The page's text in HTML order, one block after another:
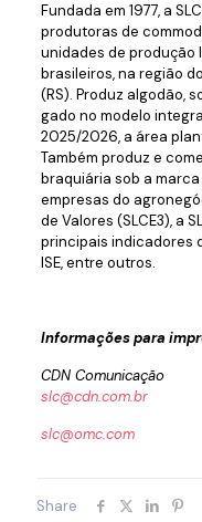
Fundada em 1977, a
produtoras de
unidades de produção
brasileiros, na região
(RS). Produz algodão,
gado no modelo
2025/2026, a área
Também produz e
braquiária sob a marca
empresas do
de Valores (SLCE3), a
principais indicadores
ISE, entre outros.
Informações para
CDN Comunicação
slc@cdn.com.br
slc@omc.com
Share